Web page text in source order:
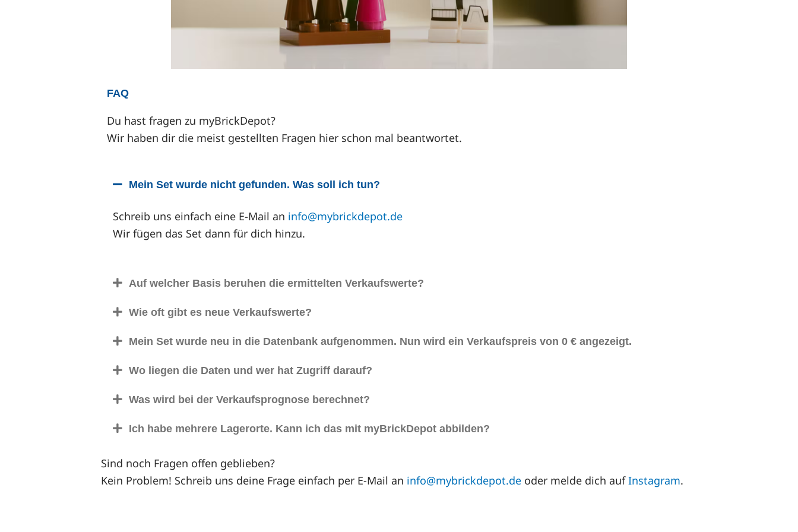
FAQ
Du hast fragen zu myBrickDepot?
Wir haben dir die meist gestellten Fragen hier schon mal beantwortet.
Mein Set wurde nicht gefunden. Was soll ich tun?
Schreib uns einfach eine E-Mail an info@mybrickdepot.de
Wir fügen das Set dann für dich hinzu.
Auf welcher Basis beruhen die ermittelten Verkaufswerte?
Wie oft gibt es neue Verkaufswerte?
Mein Set wurde neu in die Datenbank aufgenommen. Nun wird ein Verkaufspreis von 0 € angezeigt.
Wo liegen die Daten und wer hat Zugriff darauf?
Was wird bei der Verkaufsprognose berechnet?
Ich habe mehrere Lagerorte. Kann ich das mit myBrickDepot abbilden?
Sind noch Fragen offen geblieben?
Kein Problem! Schreib uns deine Frage einfach per E-Mail an info@mybrickdepot.de oder melde dich aufInstagram.